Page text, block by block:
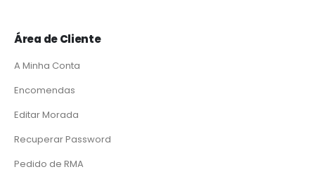
Área de Cliente
A Minha Conta
Encomendas
Editar Morada
Recuperar Password
Pedido de RMA